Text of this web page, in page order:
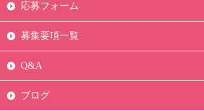
応募フォーム
募集要項一覧
Q&A
ブログ